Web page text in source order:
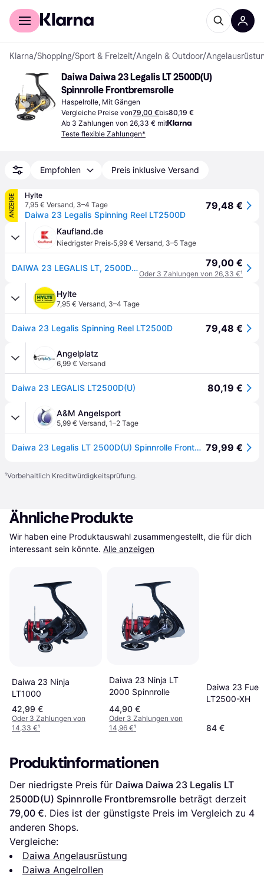
Für Shopper
Klarna/Shopping/Sport & Freizeit/Angeln & Outdoor/
Daiwa Daiwa 23 Legalis LT 2500D(U)
Spinnrolle Frontbremsrolle
Haspelrolle, Mit Gängen
Vergleiche Preise von79,00 €bis80,19 €
Ab 3 Zahlungen von 26,33 € mit
Teste flexible Zahlungen*
Empfohlen Preis inklusive Versand
ANZEIGE
Hylte
7,95 € Versand, 3–4 Tage
Daiwa 23 Legalis Spinning Reel LT2500D
79,48 €
Kaufland.de
Niedrigster Preis·5,99 € Versand, 3–5 Tage
DAIWA 23 LEGALIS LT, 2500D(U), Beidhändig, Spinning Angelrolle, Frontbremse, 10435-250 79,00 €
Oder 3 Zahlungen von 26,33 €¹
Hylte
7,95 € Versand, 3–4 Tage
Daiwa 23 Legalis Spinning Reel LT2500D 79,48 €
Angelplatz
6,99 € Versand
Daiwa 23 LEGALIS LT2500D(U) 80,19 €
A&M Angelsport
5,99 € Versand, 1–2 Tage
Daiwa 23 Legalis LT 2500D(U) Spinnrolle Frontbremsrolle 79,99 €
¹Vorbehaltlich Kreditwürdigkeitsprüfung.
Ähnliche Produkte
Wir haben eine Produktauswahl zusammengestellt, die für dich
interessant sein könnte. Alle anzeigen
Daiwa 23 Ninja
LT1000
42,99 €
Oder 3 Zahlungen von
14,33 €¹
Daiwa 23 Ninja LT
2000 Spinnrolle
44,90 €
Oder 3 Zahlungen von
14,96 €¹
Daiwa 23
LT2500-XH
84 €
Produktinformationen
Der niedrigste Preis für Daiwa Daiwa 23 Legalis LT
2500D(U) Spinnrolle Frontbremsrolle
79,00 €. Dies ist der günstigste Preis im Vergleich zu 4
anderen Shops.
Vergleiche:
Daiwa Angelausrüstung
Daiwa Angelrollen